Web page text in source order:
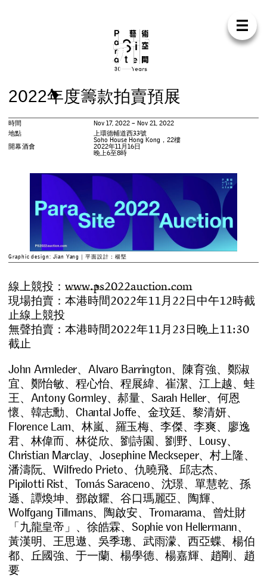
Para
我們 支持
展覽
活動
藝術駐留
出
工作坊
2022年度籌款拍賣預展
時間
Nov 17, 2022 – Nov 21, 2022
地點
上環德輔道西33號
Soho House Hong Kong，22樓
開幕酒會 2022年11月16日
晚上6至8時
Graphic design: Jian Yang｜平面設計：楊堅
線上競投 ： www.ps2022auction.com
現場拍賣 ： 本港時間2022年11月 22日中午12時截
止線上競投
無聲拍賣 ： 本港時間2022年11月 23日晚上11:30
截止
John Armleder、Alvaro Barrington、陳育強、鄭淑
宜、鄭怡敏、 程心怡、程展緯、崔潔、 江上越、蛙
王、Antony Gormley、郝量、Sarah Heller、何恩
懷、韓志勳、Chantal Joffe、金玟廷、黎清妍、
Florence Lam、林嵐、羅玉梅、李傑、李爽、廖逸
君、林偉而、林從欣、劉詩園、劉野、Lousy、
Christian Marclay、Josephine Meckseper、村上隆、
潘濤阮、Wilfredo Prieto、仇曉飛、邱志杰、
Pipilotti Rist、Tomás Saraceno、沈璟、單慧乾、孫
遜、譚煥坤、鄧啟耀、谷口瑪麗亞、陶輝、
Wolfgang Tillmans、陶啟安、Tromarama、曾灶財
「九龍皇帝」、徐皓霖、Sophie von Hellermann、
黃漢明、王思遨、吳季璁、武雨濛、西亞蝶、楊伯
都、丘國強、于一蘭、楊學德、楊嘉輝、趙剛、趙
要